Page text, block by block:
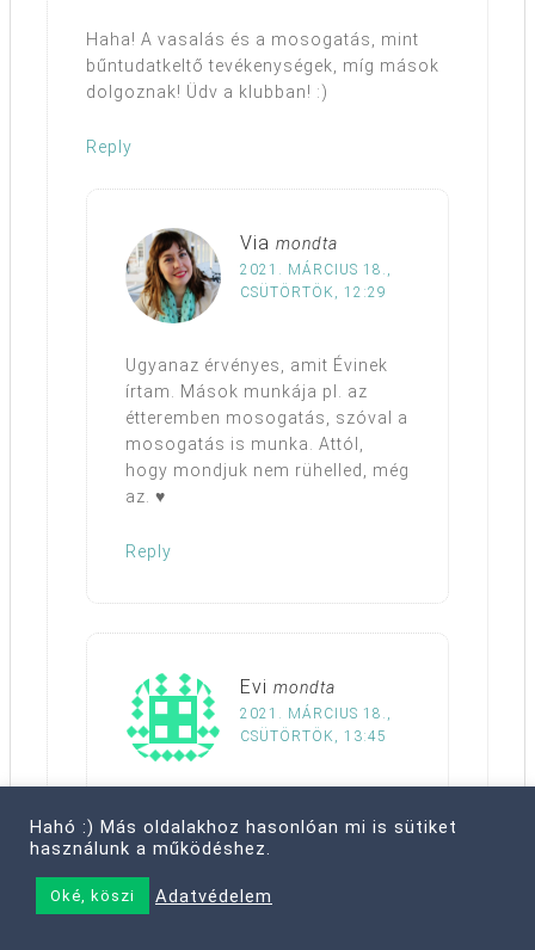
Haha! A vasalás és a mosogatás, mint
bűntudatkeltő tevékenységek, míg mások
dolgoznak! Üdv a klubban! :)
Reply
Via mondta
2021. MÁRCIUS 18.,
CSÜTÖRTÖK, 12:29
Ugyanaz érvényes, amit Évinek
írtam. Mások munkája pl. az
étteremben mosogatás, szóval a
mosogatás is munka. Attól,
hogy mondjuk nem rühelled, még
az. ♥
Reply
Evi mondta
2021. MÁRCIUS 18.,
CSÜTÖRTÖK, 13:45
Amíg „dolgoztam” nem éreztem
Viszont a mosogatóba éjfél után
estem, fejeltem csak bele. Most
Hahó :) Más oldalakhoz hasonlóan mi is sütiket
használunk a működéshez.
Oké, köszi Adatvédelem